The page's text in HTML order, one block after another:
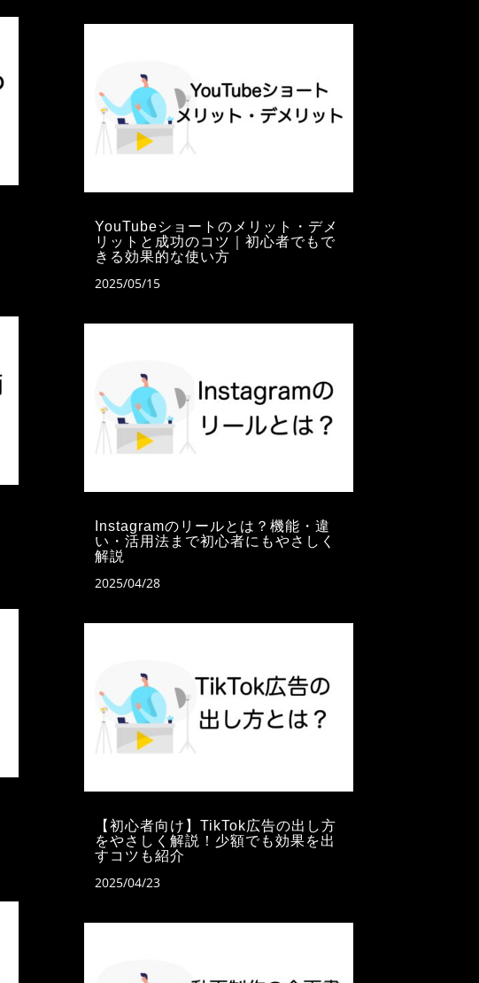
YouTubeショートのメリット・デメ
リットと成功のコツ｜初心者でもで
きる効果的な使い方
2025/05/15
Instagramのリールとは？機能・違
い・活用法まで初心者にもやさしく
解説
2025/04/28
【初心者向け】TikTok広告の出し方
をやさしく解説！少額でも効果を出
すコツも紹介
2025/04/23